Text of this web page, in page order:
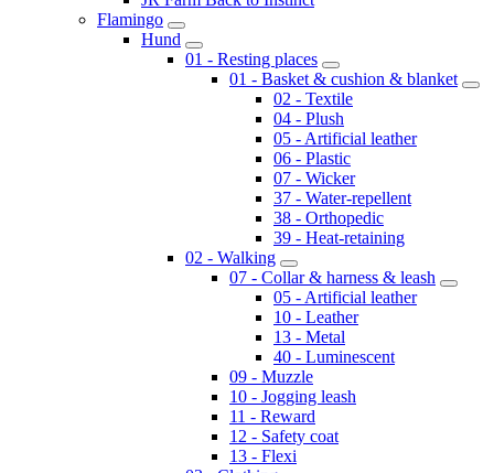
Flamingo
Hund
01 - Resting places
01 - Basket & cushion & blanket
02 - Textile
04 - Plush
05 - Artificial leather
06 - Plastic
07 - Wicker
37 - Water-repellent
38 - Orthopedic
39 - Heat-retaining
02 - Walking
07 - Collar & harness & leash
05 - Artificial leather
10 - Leather
13 - Metal
40 - Luminescent
09 - Muzzle
10 - Jogging leash
11 - Reward
12 - Safety coat
13 - Flexi